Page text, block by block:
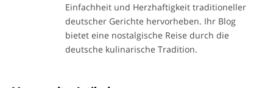
Einfachheit und Herzhaftigkeit traditioneller
deutscher Gerichte hervorheben. Ihr Blog
bietet eine nostalgische Reise durch die
deutsche kulinarische Tradition.